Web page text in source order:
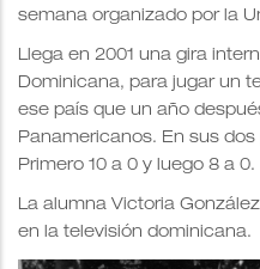
semana organizado por la
Llega en 2001 una gira
Dominicana, para jugar un
ese país que un año
Panamericanos. En sus dos
Primero 10 a 0 y luego 8 a 0.
La alumna Victoria
en la televisión dominicana.